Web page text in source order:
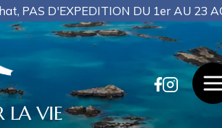
DU 1er AU 23 AOUT
LA VIE